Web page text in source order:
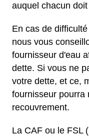
auquel chacun
En cas de
nous vous
fournisseur d'eau
dette. Si vous ne
votre dette, et ce,
fournisseur pourra
recouvrement.
La CAF ou le FSL